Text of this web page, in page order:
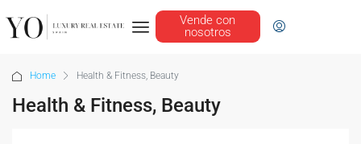
Vende con
nosotros
Home Health & Fitness, Beauty
Health & Fitness, Beauty